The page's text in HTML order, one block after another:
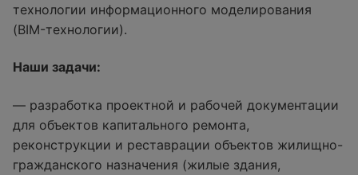
технологии информационного моделирования
(BIM-технологии).
Наши задачи:
— разработка проектной и рабочей документации
для объектов капитального ремонта,
реконструкции и реставрации объектов жилищно-
гражданского назначения (жилые здания,